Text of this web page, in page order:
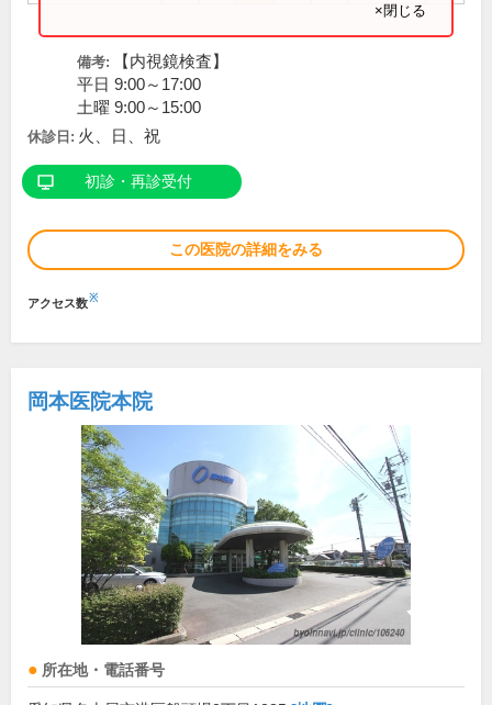
×閉じる
備考:
【内視鏡検査】
平日 9:00～17:00
土曜 9:00～15:00
休診日: 火、日、祝
初診・再診受付
この医院の詳細をみる
アクセス数※
岡本医院本院
所在地・電話番号